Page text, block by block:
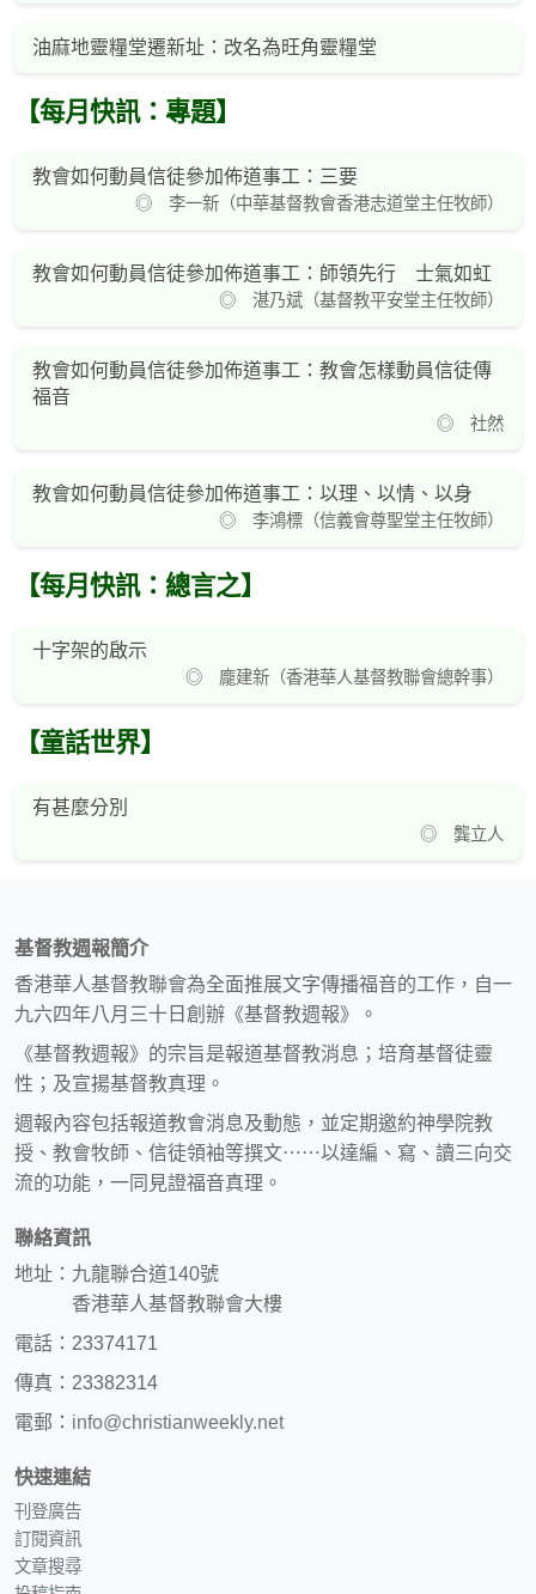
油麻地靈糧堂遷新址：改名為旺角靈糧堂
【每月快訊：專題】
教會如何動員信徒參加佈道事工：三要
◎ 李一新（中華基督教會香港志道堂主任牧師）
教會如何動員信徒參加佈道事工：師領先行 士氣如虹
◎ 湛乃斌（基督教平安堂主任牧師）
教會如何動員信徒參加佈道事工：教會怎樣動員信徒傳
福音
◎ 社然
教會如何動員信徒參加佈道事工：以理、以情、以身
◎ 李鴻標（信義會尊聖堂主任牧師）
【每月快訊：總言之】
十字架的啟示
◎ 龐建新（香港華人基督教聯會總幹事）
【童話世界】
有甚麼分別
◎ 龔立人
基督教週報簡介
香港華人基督教聯會為全面推展文字傳播福音的工作，自一
九六四年八月三十日創辦《基督教週報》。
《基督教週報》的宗旨是報道基督教消息；培育基督徒靈
性；及宣揚基督教真理。
週報內容包括報道教會消息及動態，並定期邀約神學院教
授、教會牧師、信徒領袖等撰文⋯⋯以達編、寫、讀三向交
流的功能，一同見證福音真理。
聯絡資訊
地址：九龍聯合道140號
香港華人基督教聯會大樓
電話：23374171
傳真：23382314
電郵： info@christianweekly.net
快速連結
刊登廣告
訂閱資訊
文章搜尋